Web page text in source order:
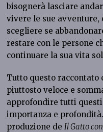
bisognerà lasciare
vivere le sue avventure,
scegliere se
restare con le persone
continuare la sua vita
Tutto questo raccontato
piuttosto veloce e
approfondire tutti
importanza e
produzione de Il Gatto